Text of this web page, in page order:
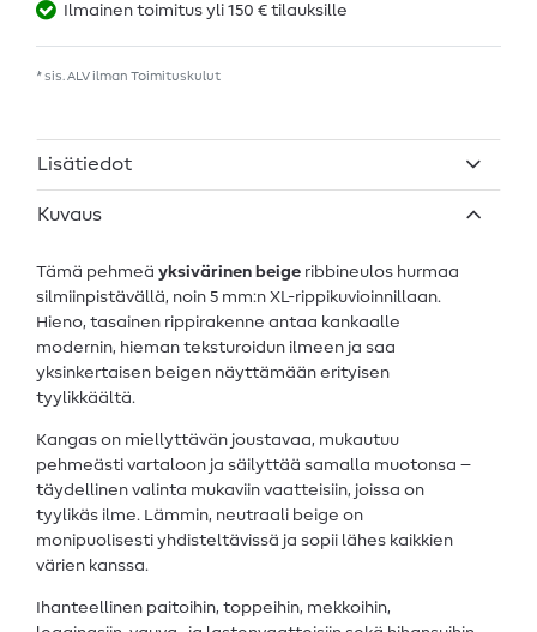
Ilmainen toimitus yli 150 € tilauksille
* sis. ALV ilman Toimituskulut
Lisätiedot
Kuvaus
Tämä pehmeä yksivärinen beige ribbineulos hurmaa
silmiinpistävällä, noin 5 mm:n XL-rippikuvioinnillaan.
Hieno, tasainen rippirakenne antaa kankaalle
modernin, hieman teksturoidun ilmeen ja saa
yksinkertaisen beigen näyttämään erityisen
tyylikkäältä.
Kangas on miellyttävän joustavaa, mukautuu
pehmeästi vartaloon ja säilyttää samalla muotonsa –
täydellinen valinta mukaviin vaatteisiin, joissa on
tyylikäs ilme. Lämmin, neutraali beige on
monipuolisesti yhdisteltävissä ja sopii lähes kaikkien
värien kanssa.
Ihanteellinen paitoihin, toppeihin, mekkoihin,